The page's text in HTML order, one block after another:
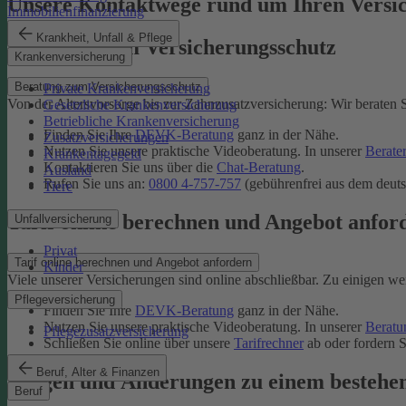
Immobilienfinanzierung
Krankheit, Unfall & Pflege
Krankenversicherung
Private Krankenversicherung
Gesetzliche Krankenversicherung
Betriebliche Krankenversicherung
Zusatzversicherungen
Krankentagegeld
Ausland
Tiere
Unfallversicherung
Privat
Kinder
Pflegeversicherung
Pflegezusatzversicherung
Beruf, Alter & Finanzen
Beruf
Beratung zum Versicherungsschutz
Beratung zum Versicherungsschutz
Von der Altersvorsorge bis zur Zahnzusatzversicherung: Wir
Finden Sie IhreDEVK-Beratung ganz in der Nähe.
Nutzen Sie unsere praktische Videoberatung. In unserer
Kontaktieren Sie uns über die Chat-Beratung.
Rufen Sie uns an: 0800 4-757-757 (gebührenfrei aus dem
Tarif online berechnen und Angebot
Tarif online berechnen und Angebot anfordern
Viele unserer Versicherungen sind online abschließbar. Zu einigen
Finden Sie Ihre DEVK-Beratung ganz in der Nähe.
Nutzen Sie unsere praktische Videoberatung. In unserer
Schließen Sie online über unsere Tarifrechner ab oder fordern
Fragen und Änderungen zu einem